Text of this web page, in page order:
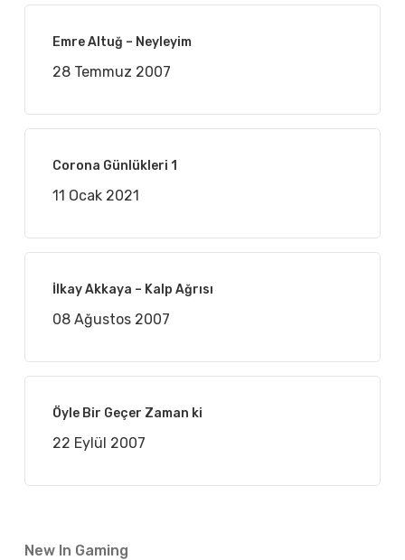
Emre Altuğ – Neyleyim
28 Temmuz 2007
Corona Günlükleri 1
11 Ocak 2021
İlkay Akkaya – Kalp Ağrısı
08 Ağustos 2007
Öyle Bir Geçer Zaman ki
22 Eylül 2007
New In Gaming